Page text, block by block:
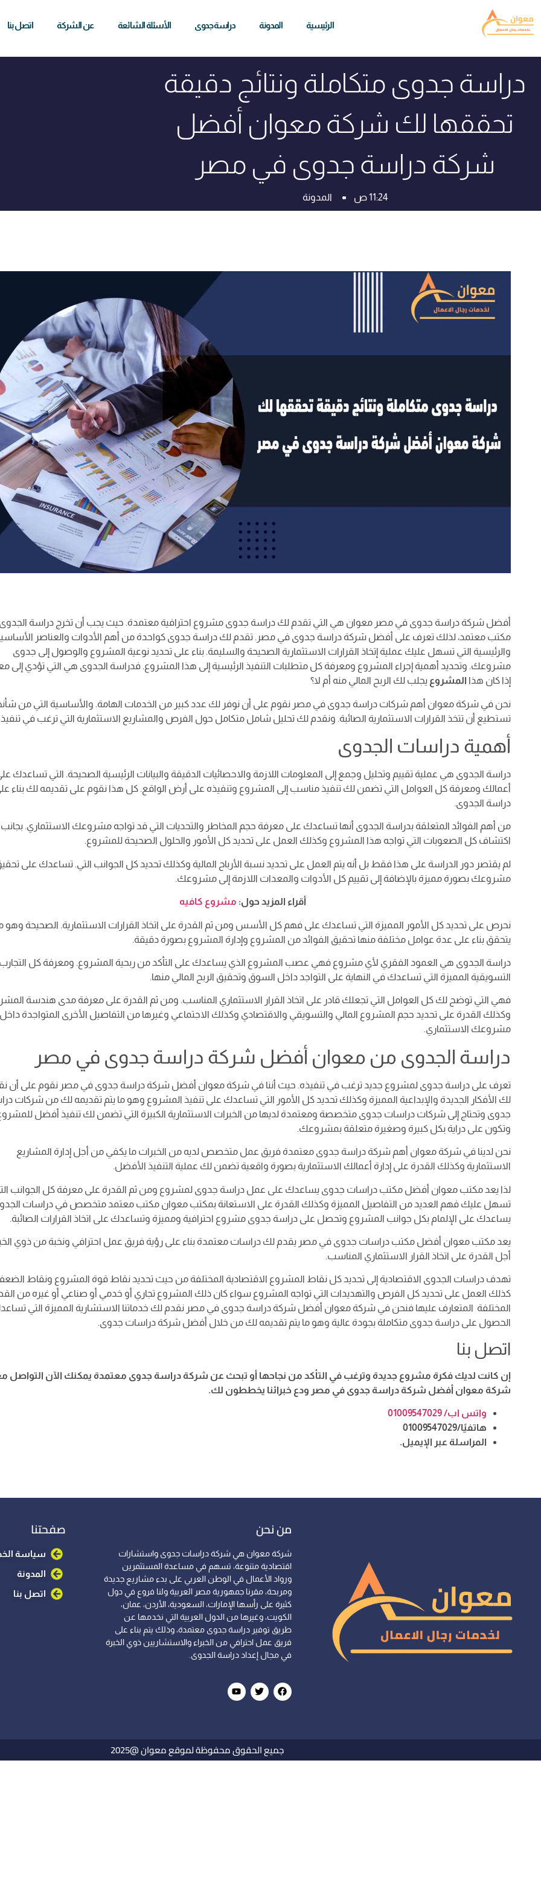
الرئيسية المدونة دراسة جدوى الأسئلة الشائعة عن الشركة اتصل بنا
دراسة جدوى متكاملة ونتائج دقيقة
تحققها لك شركة معوان أفضل
شركة دراسة جدوى في مصر
11:24 ص المدونة
أفضل شركة دراسة جدوى في مصر معوان هي التي تقدم لك دراسة جدوى مشروع احترافية معتمدة. حيث يجب أن تخرج دراسة
مكتب معتمد، لذلك تعرف على أفضل شركة دراسة جدوى في مصر. تقدم لك دراسة جدوى كواحدة من أهم الأدوات والعناصر
والرئيسية التي تسهل عليك عملية إتخاذ القرارات الاستثمارية الصحيحة والسليمة. بناء على تحديد نوعية المشروع والوصول إلى جدوى
مشروعك. وتحديد أهمية إجراء المشروع ومعرفة كل متطلبات التنفيذ الرئيسية إلى هذا المشروع. فدراسة الجدوى هي التي تؤدي إلى
إذا كان هذا المشروع يجلب لك الربح المالي منه أم لا؟
نحن في شركة معوان أهم شركات دراسة جدوى في مصر نقوم على أن نوفر لك عدد كبير من الخدمات الهامة. والأساسية التي من
تستطيع أن تتخذ القرارات الاستثمارية الصائبة. ونقدم لك تحليل شامل متكامل حول الفرص والمشاريع الاستثمارية التي ترغب في
أهمية دراسات الجدوى
دراسة الجدوى هي عملية تقييم وتحليل وجمع إلى المعلومات اللازمة والاحصائيات الدقيقة والبيانات الرئيسية الصحيحة. التي تساعدك
أعمالك ومعرفة كل العوامل التي تضمن لك تنفيذ مناسب إلى المشروع وتنفيذه على أرض الواقع. كل هذا نقوم على تقديمه لك بناء
دراسة الجدوى.
من أهم الفوائد المتعلقة بدراسة الجدوى أنها تساعدك على معرفة حجم المخاطر والتحديات التي قد تواجه مشروعك الاستثماري. بجانب
اكتشاف كل الصعوبات التي تواجه هذا المشروع وكذلك العمل على تحديد كل الأمور والحلول الصحيحة للمشروع.
لم يقتصر دور الدراسة على هذا فقط بل أنه يتم العمل على تحديد نسبة الأرباح المالية وكذلك تحديد كل الجوانب التي. تساعدك على
مشروعك بصورة مميزة بالإضافة إلى تقييم كل الأدوات والمعدات اللازمة إلى مشروعك.
أقراء المزيد حول: مشروع كافيه
نحرص على تحديد كل الأمور المميزة التي تساعدك على فهم كل الأسس ومن ثم القدرة على اتخاذ القرارات الاستثمارية. الصحيحة وهو
يتحقق بناء على عدة عوامل مختلفة منها تحقيق الفوائد من المشروع وإدارة المشروع بصورة دقيقة.
دراسة الجدوى هي العمود الفقري لأي مشروع فهي عصب المشروع الذي يساعدك على التأكد من ربحية المشروع. ومعرفة كل التجارب
التسويقية المميزة التي تساعدك في النهاية على التواجد داخل السوق وتحقيق الربح المالي منها.
فهي التي توضح لك كل العوامل التي تجعلك قادر على اتخاذ القرار الاستثماري المناسب. ومن ثم القدرة على معرفة مدى هندسة
وكذلك القدرة على تحديد حجم المشروع المالي والتسويقي والاقتصادي وكذلك الاجتماعي وغيرها من التفاصيل الأخرى المتواجدة داخل
مشروعك الاستثماري.
دراسة الجدوى من معوان أفضل شركة دراسة جدوى في مصر
تعرف على دراسة جدوى لمشروع جديد ترغب في تنفيذه. حيث أننا في شركة معوان أفضل شركة دراسة جدوى في مصر نقوم على أن
لك الأفكار الجديدة والإبداعية المميزة وكذلك تحديد كل الأمور التي تساعدك على تنفيذ المشروع وهو ما يتم تقديمه لك من شركات
جدوى وتحتاج إلى شركات دراسات جدوى متخصصة ومعتمدة لديها من الخبرات الاستثمارية الكبيرة التي تضمن لك تنفيذ أفضل
وتكون على دراية بكل كبيرة وصغيرة متعلقة بمشروعك.
نحن لدينا في شركة معوان أهم شركة دراسة جدوى معتمدة فريق عمل متخصص لديه من الخبرات ما يكفي من أجل إدارة المشاريع
الاستثمارية وكذلك القدرة على إدارة أعمالك الاستثمارية بصورة واقعية تضمن لك عملية التنفيذ الأفضل.
لذا يعد مكتب معوان أفضل مكتب دراسات جدوى يساعدك على عمل دراسة جدوى لمشروع ومن ثم القدرة على معرفة كل الجوانب
تسهل عليك فهم العديد من التفاصيل المميزة وكذلك القدرة على الاستعانة بمكتب معوان مكتب معتمد متخصص في دراسات
يساعدك على الإلمام بكل جوانب المشروع وتحصل على دراسة جدوى مشروع احترافية ومميزة وتساعدك على اتخاذ القرارات الصائبة.
يعد مكتب معوان أفضل مكتب دراسات جدوى في مصر يقدم لك دراسات معتمدة بناء على رؤية فريق عمل احترافي ونخبة من ذوي
أجل القدرة على اتخاذ القرار الاستثماري المناسب.
تهدف دراسات الجدوى الاقتصادية إلى تحديد كل نقاط المشروع الاقتصادية المختلفة من حيث تحديد نقاط قوة المشروع ونقاط
كذلك العمل على تحديد كل الفرص والتهديدات التي تواجه المشروع سواء كان ذلك المشروع تجاري أو خدمي أو صناعي أو غيره من
المختلفة المتعارف عليها فنحن في شركة معوان أفضل شركة دراسة جدوى في مصر نقدم لك خدماتنا الاستشارية المميزة التي
الحصول على دراسة جدوى متكاملة بجودة عالية وهو ما يتم تقديمه لك من خلال أفضل شركة دراسات جدوى.
اتصل بنا
إن كانت لديك فكرة مشروع جديدة وترغب في التأكد من نجاحها أو تبحث عن شركة دراسة جدوى معتمدة يمكنك الآن التواصل
شركة معوان أفضل شركة دراسة جدوى في مصر ودع خبرائنا يخططون لك.
واتس اب/ 01009547029
هاتفيًا/01009547029
المراسلة عبر الإيميل.
من نحن
شركة معوان هي شركة دراسات جدوى واستشارات
اقتصادية متنوعة، تسهم في مساعدة المستثمرين
ورواد الأعمال في الوطن العربي على بدء مشاريع جديدة
ومربحة، مقرنا جمهورية مصر العربية ولنا فروع في دول
كثيرة على رأسها الإمارات، السعودية، الأردن، عمان،
الكويت، وغيرها من الدول العربية التي نخدمها عن
طريق توفير دراسة جدوى معتمدة، وذلك يتم بناء على
فريق عمل احترافي من الخبراء والاستشاريين ذوي الخبرة
في مجال إعداد دراسة الجدوى.
صفحتنا
سياسة
المدونة
اتصل بنا
جميع الحقوق محفوظة لموقع معوان @2025